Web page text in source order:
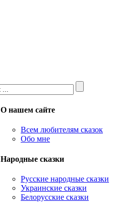
О нашем сайте
Всем любителям сказок
Обо мне
Народные сказки
Русские народные сказки
Украинские сказки
Белорусские сказки